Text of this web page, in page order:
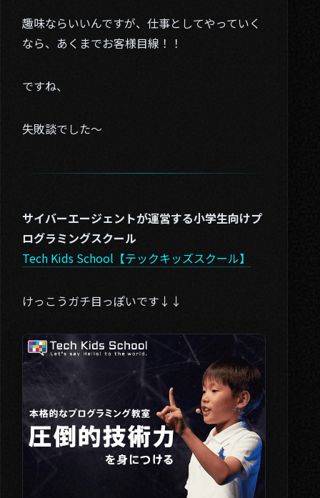
趣味ならいいんですが、仕事としてやっていく
なら、あくまでお客様目線！！
ですね、
失敗談でした～
サイバーエージェントが運営する小学生向けプ
ログラミングスクール
Tech Kids School【テックキッズスクール】
けっこうガチ目っぽいです↓↓